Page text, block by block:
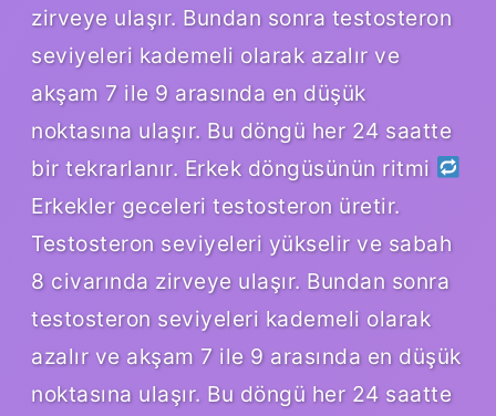
zirveye ulaşır. Bundan sonra testosteron
seviyeleri kademeli olarak azalır ve
akşam 7 ile 9 arasında en düşük
noktasına ulaşır. Bu döngü her 24 saatte
bir tekrarlanır. Erkek döngüsünün ritmi
Erkekler geceleri testosteron üretir.
Testosteron seviyeleri yükselir ve sabah
8 civarında zirveye ulaşır. Bundan sonra
testosteron seviyeleri kademeli olarak
azalır ve akşam 7 ile 9 arasında en düşük
noktasına ulaşır. Bu döngü her 24 saatte